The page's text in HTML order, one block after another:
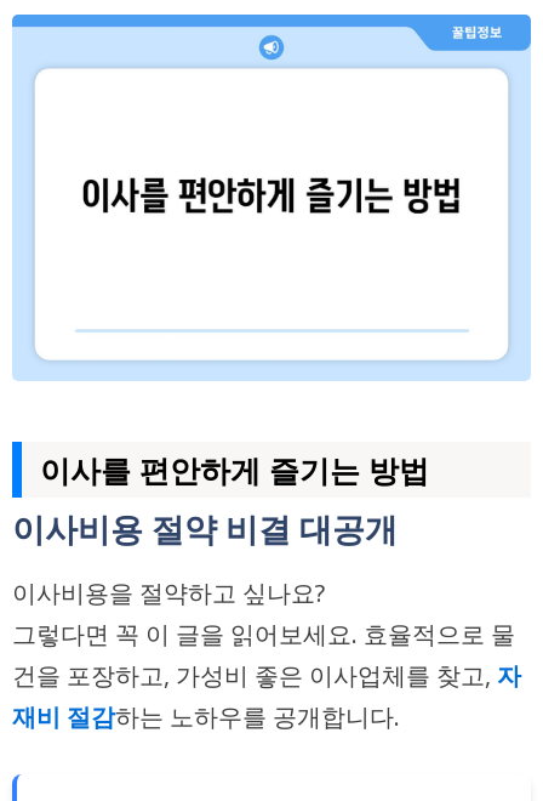
이사를 편안하게 즐기는 방법
이사비용 절약 비결 대공개
이사비용을 절약하고 싶나요?
그렇다면 꼭 이 글을 읽어보세요. 효율적으로 물
건을 포장하고, 가성비 좋은 이사업체를 찾고, 자
재비 절감하는 노하우를 공개합니다.